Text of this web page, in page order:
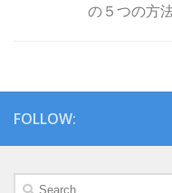
の５つの方
FOLLOW:
Search